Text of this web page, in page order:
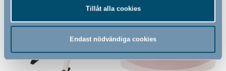
Tillåt alla cookies
Endast nödvändiga cookies